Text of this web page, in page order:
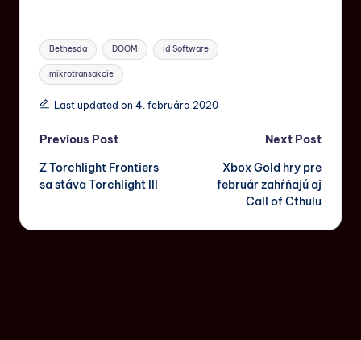
Bethesda DOOM id Software
mikrotransakcie
Last updated on 4. februára 2020
Previous Post
Z Torchlight Frontiers
sa stáva Torchlight III
Next Post
Xbox Gold hry pre
február zahŕňajú aj
Call of Cthulu